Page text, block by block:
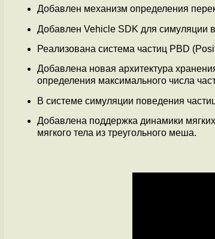
Добавлен механизм определения
Добавлен Vehicle SDK для симуляции
Реализована система частиц PBD
Добавлена новая архитектура
определения максимального числа
В системе симуляции поведения
Добавлена поддержка динамики
мягкого тела из треугольного меша.